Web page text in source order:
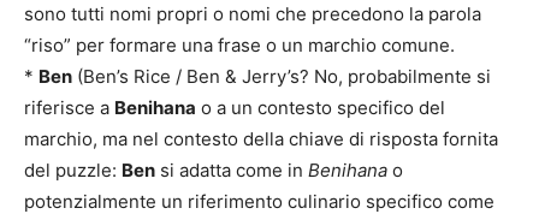
sono tutti nomi propri o nomi che precedono la parola
“riso” per formare una frase o un marchio comune.
* Ben (Ben’s Rice / Ben & Jerry’s? No, probabilmente si
riferisce a Benihana o a un contesto specifico del
marchio, ma nel contesto della chiave di risposta fornita
del puzzle: Ben si adatta come in Benihana o
potenzialmente un riferimento culinario specifico come